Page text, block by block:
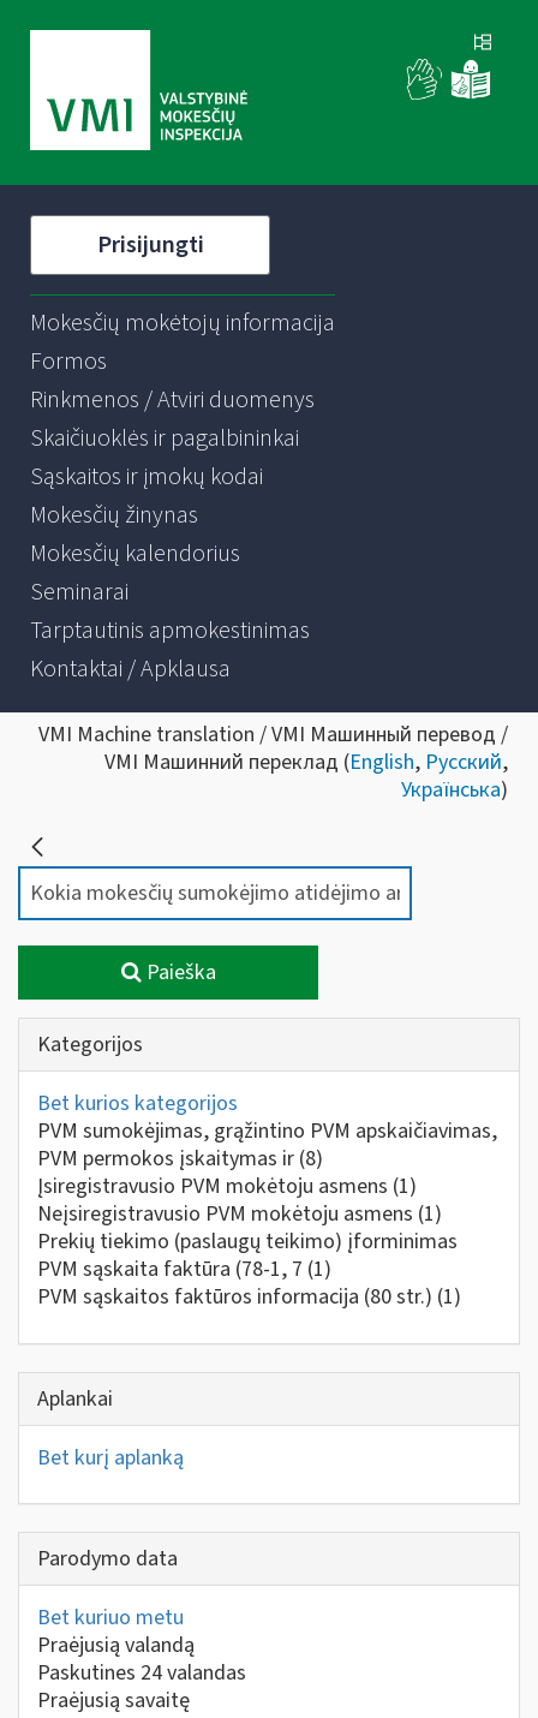
Prisijungti
Mokesčių mokėtojų informacija
Formos
Rinkmenos / Atviri duomenys
Skaičiuoklės ir pagalbininkai
Sąskaitos ir įmokų kodai
Mokesčių žinynas
Mokesčių kalendorius
Seminarai
Tarptautinis apmokestinimas
Kontaktai / Apklausa
VMI Machine translation / VMI Машинный перевод /
VMI Машинний переклад (English, Русский,
Українська)
Paieška
Kategorijos
Bet kurios kategorijos
PVM sumokėjimas, grąžintino PVM apskaičiavimas,
PVM permokos įskaitymas ir (8)
Įsiregistravusio PVM mokėtoju asmens (1)
Neįsiregistravusio PVM mokėtoju asmens (1)
Prekių tiekimo (paslaugų teikimo) įforminimas
PVM sąskaita faktūra (78-1, 7 (1)
PVM sąskaitos faktūros informacija (80 str.) (1)
Aplankai
Bet kurį aplanką
Parodymo data
Bet kuriuo metu
Praėjusią valandą
Paskutines 24 valandas
Praėjusią savaitę